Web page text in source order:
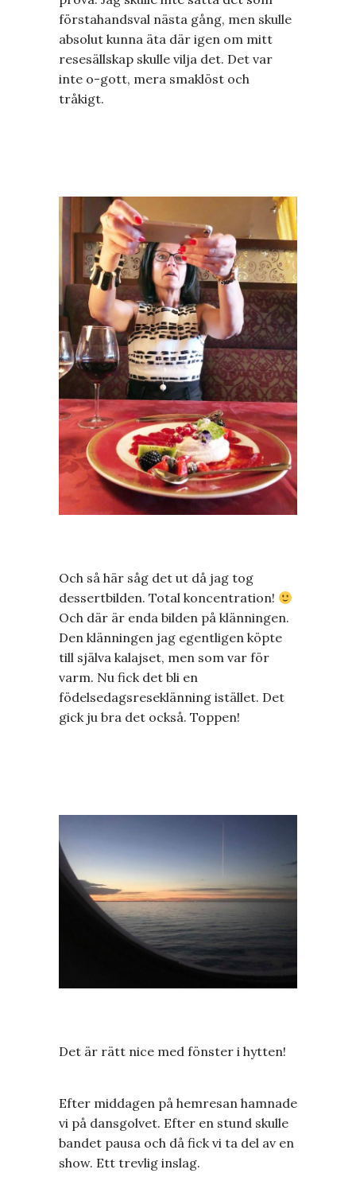
förstahandsval nästa gång, men skulle
absolut kunna äta där igen om mitt
resesällskap skulle vilja det. Det var
inte o-gott, mera smaklöst och
tråkigt.
Och så här såg det ut då jag tog
dessertbilden. Total koncentration!
Och där är enda bilden på klänningen.
Den klänningen jag egentligen köpte
till själva kalajset, men som var för
varm. Nu fick det bli en
födelsedagsreseklänning istället. Det
gick ju bra det också. Toppen!
Det är rätt nice med fönster i hytten!
Efter middagen på hemresan hamnade
vi på dansgolvet. Efter en stund skulle
bandet pausa och då fick vi ta del av en
show. Ett trevlig inslag.